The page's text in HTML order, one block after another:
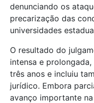
denunciando os
precarização das
universidades
O resultado do
intensa e
três anos e incluiu
jurídico. Embora
avanço importante